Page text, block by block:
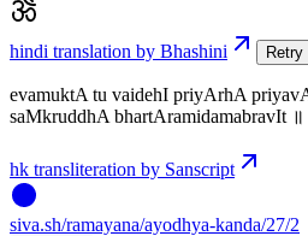
hindi translation by Bhashini Retry
evamuktA tu vaidehI priyArhA
saMkruddhA bhartAramidamabravIt ॥
hk transliteration by Sanscript
siva.sh/ramayana/ayodhya-kanda/27/2